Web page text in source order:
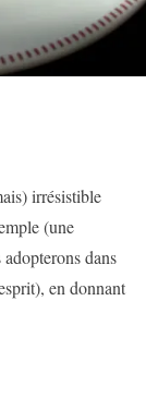
irrésistible
(une
dans
en donnant